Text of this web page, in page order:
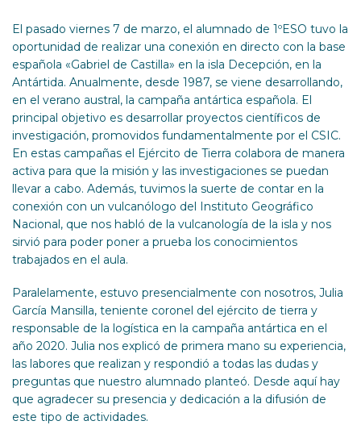
El pasado viernes 7 de marzo, el alumnado de 1ºESO tuvo la
oportunidad de realizar una conexión en directo con la base
española «Gabriel de Castilla» en la isla Decepción, en la
Antártida. Anualmente, desde 1987, se viene desarrollando,
en el verano austral, la campaña antártica española. El
principal objetivo es desarrollar proyectos científicos de
investigación, promovidos fundamentalmente por el CSIC.
En estas campañas el Ejército de Tierra colabora de manera
activa para que la misión y las investigaciones se puedan
llevar a cabo. Además, tuvimos la suerte de contar en la
conexión con un vulcanólogo del Instituto Geográfico
Nacional, que nos habló de la vulcanología de la isla y nos
sirvió para poder poner a prueba los conocimientos
trabajados en el aula.
Paralelamente, estuvo presencialmente con nosotros, Julia
García Mansilla, teniente coronel del ejército de tierra y
responsable de la logística en la campaña antártica en el
año 2020. Julia nos explicó de primera mano su experiencia,
las labores que realizan y respondió a todas las dudas y
preguntas que nuestro alumnado planteó. Desde aquí hay
que agradecer su presencia y dedicación a la difusión de
este tipo de actividades.